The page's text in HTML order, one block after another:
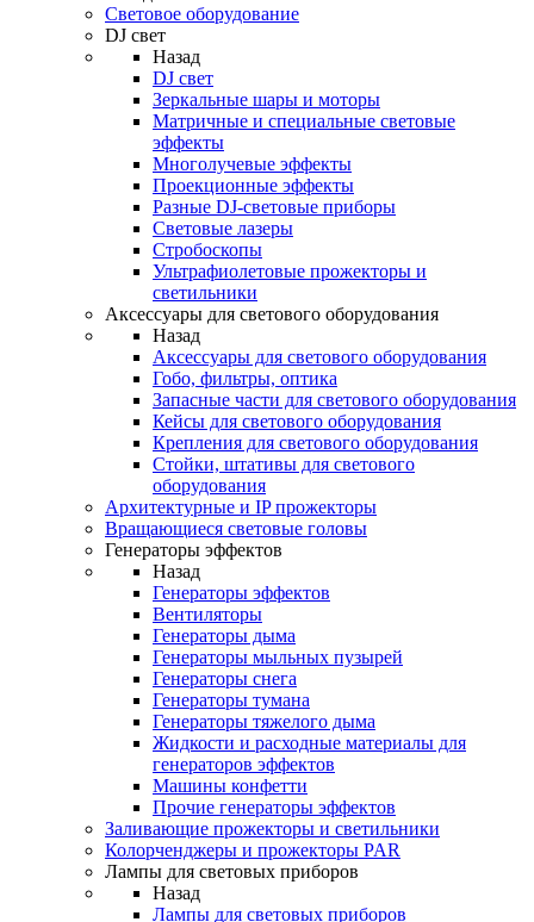
Световое оборудование
DJ свет
Назад
DJ свет
Зеркальные шары и моторы
Матричные и специальные световые
эффекты
Многолучевые эффекты
Проекционные эффекты
Разные DJ-световые приборы
Световые лазеры
Стробоскопы
Ультрафиолетовые прожекторы и
светильники
Аксессуары для светового оборудования
Назад
Аксессуары для светового оборудования
Гобо, фильтры, оптика
Запасные части для светового оборудования
Кейсы для светового оборудования
Крепления для светового оборудования
Стойки, штативы для светового
оборудования
Архитектурные и IP прожекторы
Вращающиеся световые головы
Генераторы эффектов
Назад
Генераторы эффектов
Вентиляторы
Генераторы дыма
Генераторы мыльных пузырей
Генераторы снега
Генераторы тумана
Генераторы тяжелого дыма
Жидкости и расходные материалы для
генераторов эффектов
Машины конфетти
Прочие генераторы эффектов
Заливающие прожекторы и светильники
Колорченджеры и прожекторы PAR
Лампы для световых приборов
Назад
Лампы для световых приборов